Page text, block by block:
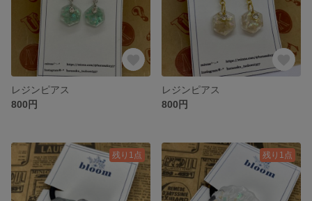
レジンピアス
800円
レジンピアス
800円
残り1点 残り1点